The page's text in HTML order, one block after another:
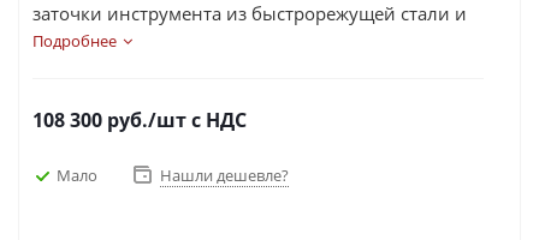
заточки инструмента из быстрорежущей стали и
твердого сплава: различных ленточных
Подробнее
108 300 руб./штс НДС
Мало Нашли дешевле?